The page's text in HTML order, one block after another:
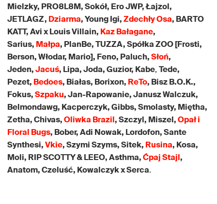
Mielzky, PRO8L8M, Sokół, Ero JWP, Łajzol,
JETLAGZ, Dziarma, Young Igi,Zdechły Osa, BARTO
KATT, Avi x Louis Villain, Kaz Bałagane,
Sarius, Małpa, PlanBe, TUZZA, Spółka ZOO [Frosti,
Berson, Włodar, Mario], Feno, Paluch,Słoń,
Jeden,Jacuś, Lipa, Joda, Guzior, Kabe, Tede,
Pezet, Bedoes, Białas, Borixon, ReTo, Bisz B.O.K.,
Fokus,Szpaku, Jan-Rapowanie, Janusz Walczuk,
Belmondawg, Kacperczyk, Gibbs, Smolasty, Miętha,
Zetha, Chivas,Oliwka Brazil, Szczyl, Miszel,Opał i
Floral Bugs, Bober, Adi Nowak, Lordofon, Sante
Synthesi,Vkie, Szymi Szyms, Sitek, Rusina, Kosa,
Moli, RIP SCOTTY & LEEO, Asthma,Ćpaj Stajl,
Anatom, Czeluść, Kowalczyk x Serca.